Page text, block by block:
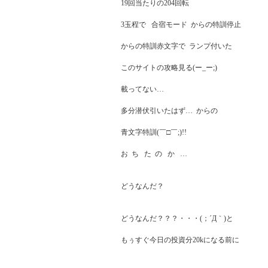
19回当たりの204回転
3玉程で   合宿モード  からの特訓停止
からの特訓赤文字で  ランプ付いた
このサイトの攻略見る(ー_ー;)
載ってない…
多分潜伏引いたはず…  からの
青文字特訓(￣□￣;)!!
お  ち   た  の   か   …
どうなんだ？
どうなんだ？？？・・・(；´Д｀)と
もぅすぐ今日の投資分20kになる前に